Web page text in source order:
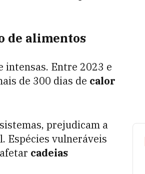
de alimentos
intensas. Entre 2023 e
de 300 dias de calor
prejudicam a
Espécies vulneráveis
cadeias